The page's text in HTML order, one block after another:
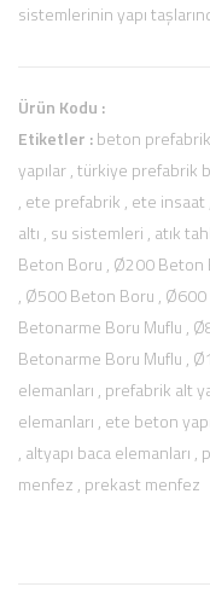
sistemlerinin yapı
Ürün Kodu :
Etiketler :beton prefabrik
yapılar,türkiye prefabrik
, ete prefabrik , ete insaat
altı , su sistemleri , atık
Beton Boru , Ø200 Beton
, Ø500 Beton Boru , Ø600
Betonarme Boru Muflu ,
Betonarme Boru Muflu ,
elemanları , prefabrik alt
elemanları , ete beton
, altyapı baca elemanları ,
menfez , prekast menfez